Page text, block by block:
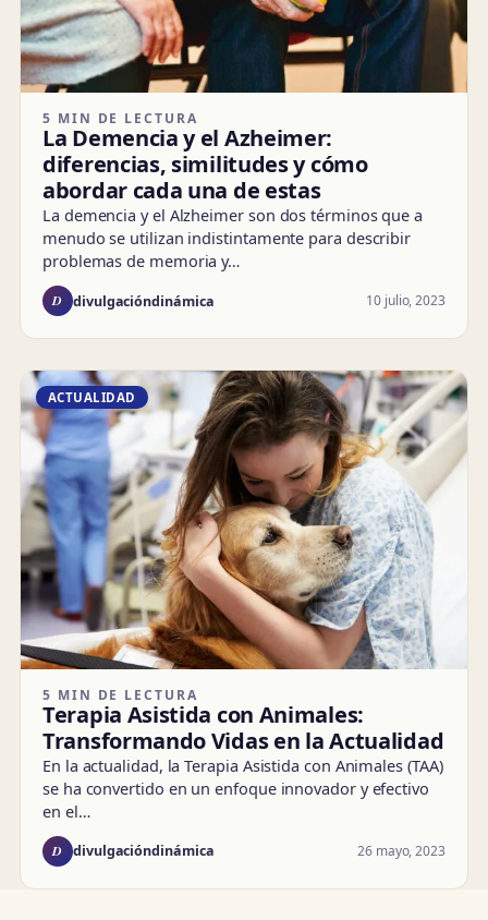
5 MIN DE LECTURA
La Demencia y el Azheimer:
diferencias, similitudes y cómo
abordar cada una de estas
La demencia y el Alzheimer son dos términos que a
menudo se utilizan indistintamente para describir
problemas de memoria y…
D divulgacióndinámica 10 julio, 2023
ACTUALIDAD
5 MIN DE LECTURA
Terapia Asistida con Animales:
Transformando Vidas en la Actualidad
En la actualidad, la Terapia Asistida con Animales (TAA)
se ha convertido en un enfoque innovador y efectivo
en el…
D divulgacióndinámica 26 mayo, 2023